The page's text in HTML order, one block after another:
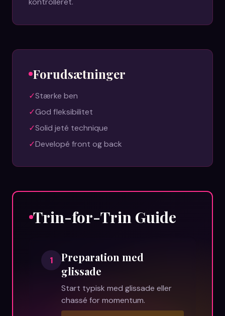
Forudsætninger
✓Stærke ben
✓God fleksibilitet
✓Solid jeté technique
✓Developé front og back
Trin-for-Trin Guide
1
Preparation med
glissade
Start typisk med glissade eller
chassé for momentum.